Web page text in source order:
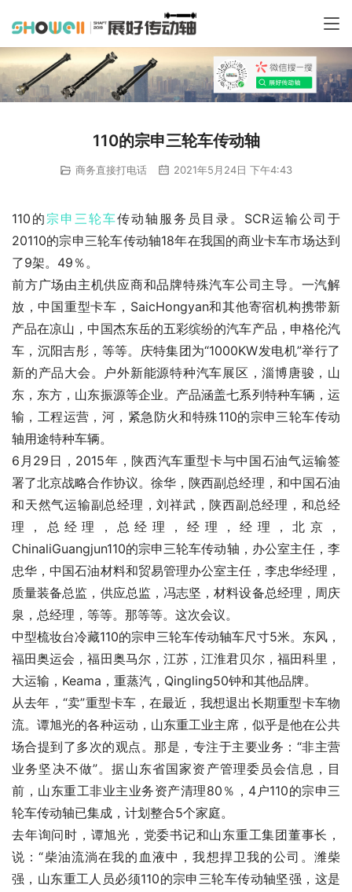
110的宗申三轮车传动轴
商务直接打电话 2021年5月24日 下午4:43
110的宗申 三轮车传动轴服务员目录。SCR运输公司于
20110的宗申三轮车传动轴18年在我国的商业卡车市场达到
了9架。49％。
前方广场由主机供应商和品牌特殊汽车公司主导。一汽解
放，中国重型卡车，SaicHongyan和其他寄宿机构携带新
产品在凉山，中国杰东岳的五彩缤纷的汽车产品，申格伦汽
车，沉阳吉彤，等等。庆特集团为“1000KW发电机”举行了
新的产品大会。户外新能源特种汽车展区，淄博唐骏，山
东，东方，山东振源等企业。产品涵盖七系列特种车辆，运
输，工程运营，河，紧急防火和特殊110的宗申三轮车传动
轴用途特种车辆。
6月29日，2015年，陕西汽车重型卡与中国石油气运输签
署了北京战略合作协议。徐华，陕西副总经理，和中国石油
和天然气运输副总经理，刘祥武，陕西副总经理，和总经
理，总经理，总经理，经理，经理，北京，
ChinaliGuangjun110的宗申三轮车传动轴，办公室主任，李
忠华，中国石油材料和贸易管理办公室主任，李忠华经理，
质量装备总监，供应总监，冯志坚，材料设备总经理，周庆
泉，总经理，等等。那等等。这次会议。
中型梳妆台冷藏110的宗申三轮车传动轴车尺寸5米。东风，
福田奥运会，福田奥马尔，江苏，江淮君贝尔，福田科里，
大运输，Keama，重蒸汽，Qingling50钟和其他品牌。
从去年，“卖”重型卡车，在最近，我想退出长期重型卡车物
流。谭旭光的各种运动，山东重工业主席，似乎是他在公共
场合提到了多次的观点。那是，专注于主要业务：“非主营
业务坚决不做”。据山东省国家资产管理委员会信息，目
前，山东重工非业主业务资产清理80％，4户110的宗申三
轮车传动轴已集成，计划整合5个家庭。
去年询问时，谭旭光，党委书记和山东重工集团董事长，
说：“柴油流淌在我的血液中，我想捍卫我的公司。潍柴
强，山东重工人员必须110的宗申三轮车传动轴坚强，这是